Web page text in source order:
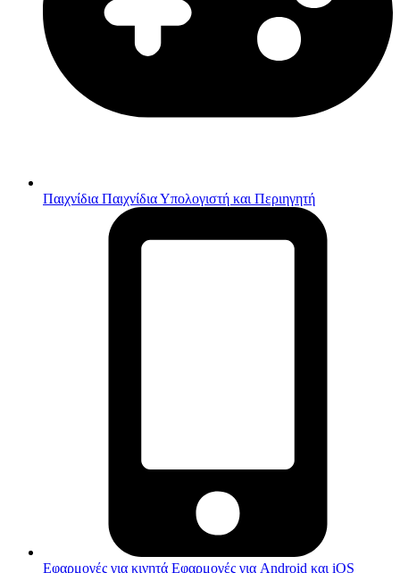
Παιχνίδια Παιχνίδια Υπολογιστή και Περιηγητή
Εφαρμογές για κινητά Εφαρμογές για Android και iOS